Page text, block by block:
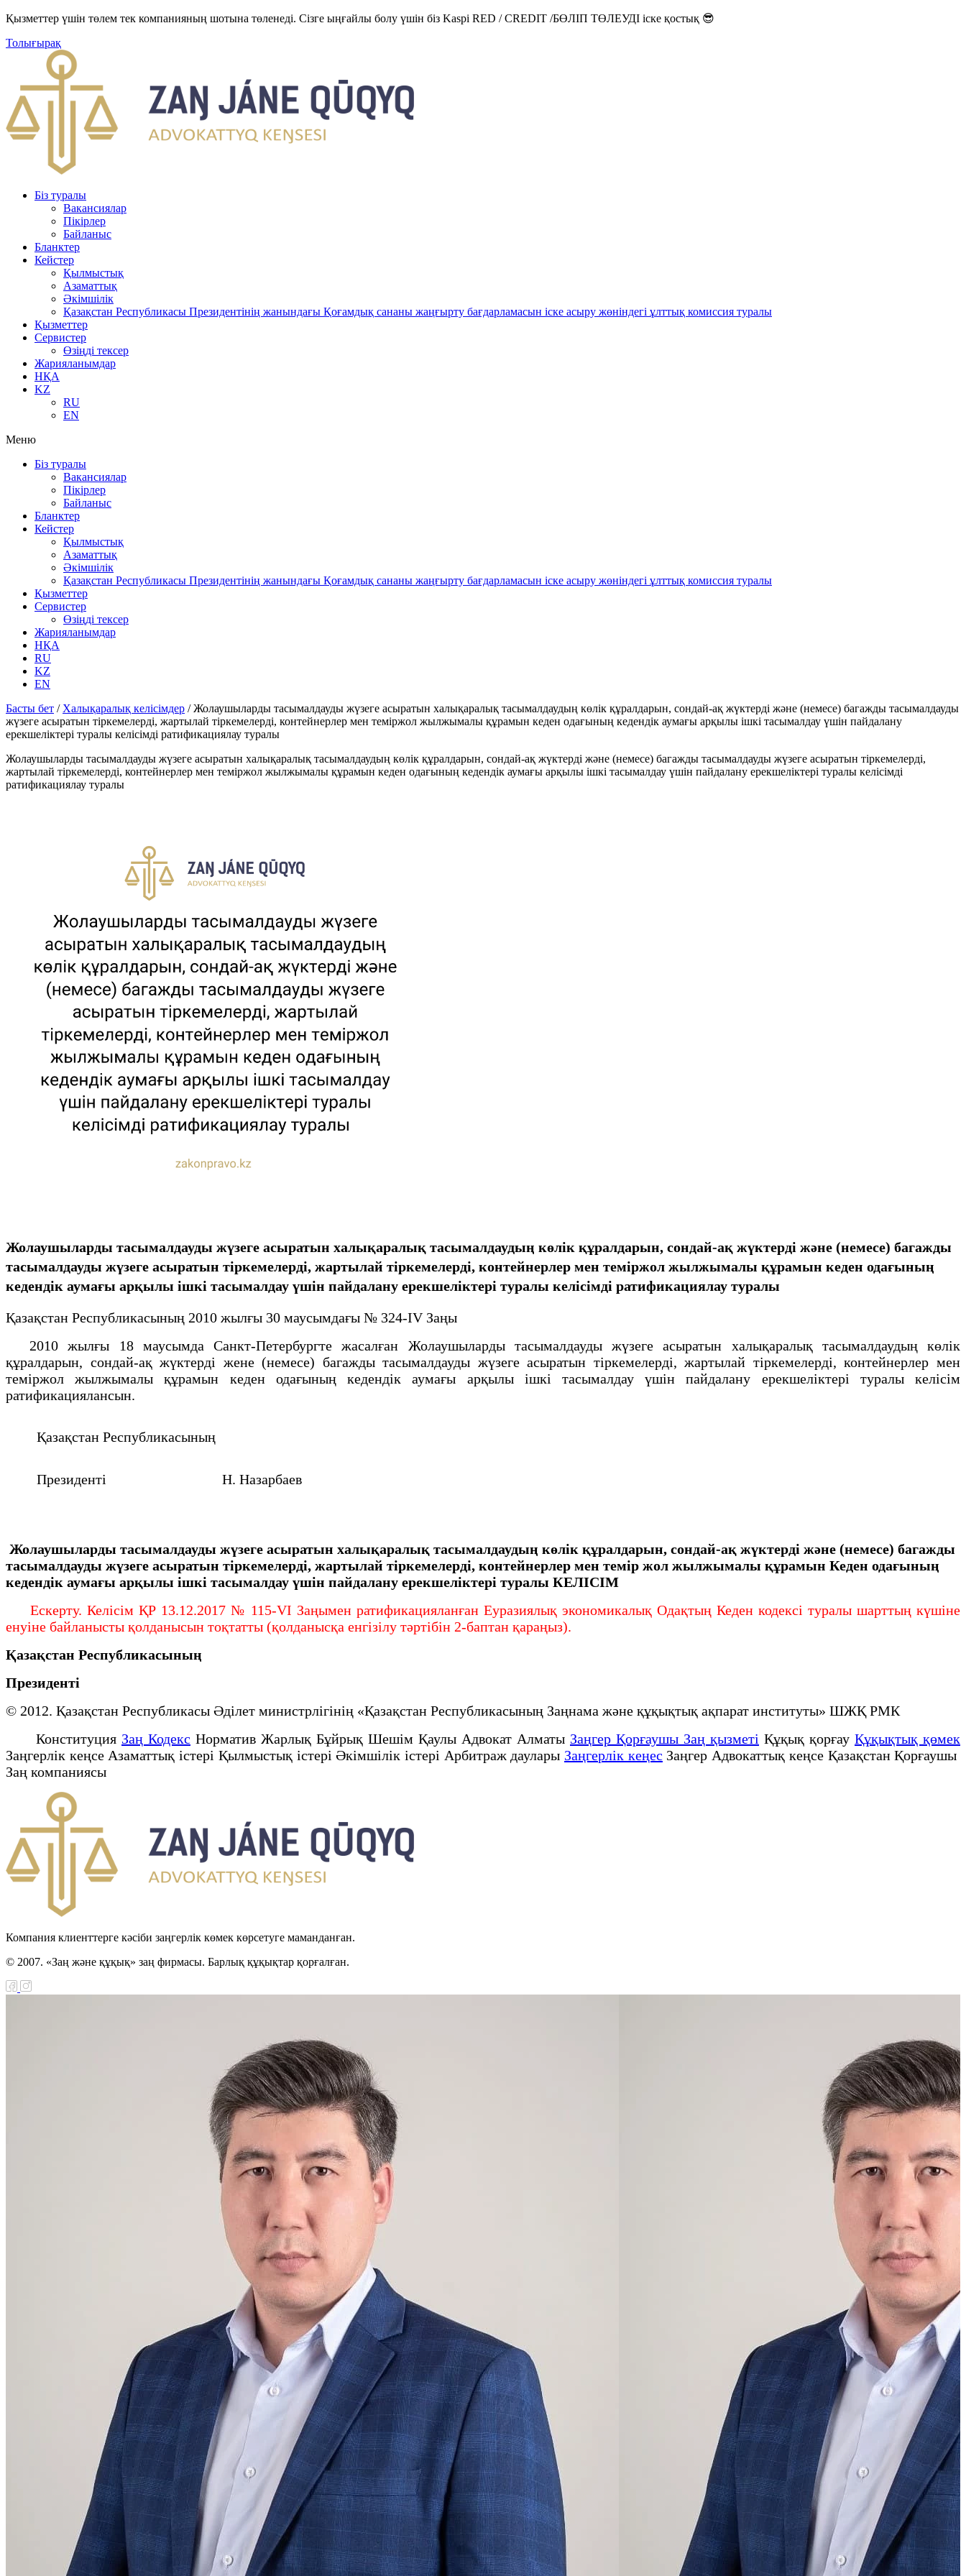
Қызметтер үшін төлем тек компанияның шотына төленеді. Сізге ыңғайлы болу үшін біз Kaspi RED / CREDIT /БӨЛІП ТӨЛЕУДІ іске қостық 😎
Толығырақ
Біз туралы
Вакансиялар
Пікірлер
Байланыс
Бланктер
Кейстер
Қылмыстық
Азаматтық
Әкімшілік
Қазақстан Республикасы Президентінің жанындағы Қоғамдық сананы жаңғырту бағдарламасын іске асыру жөніндегі ұлттық комиссия туралы
Қызметтер
Сервистер
Өзіңді тексер
Жарияланымдар
НҚА
KZ
RU
EN
Меню
Біз туралы
Вакансиялар
Пікірлер
Байланыс
Бланктер
Кейстер
Қылмыстық
Азаматтық
Әкімшілік
Қазақстан Республикасы Президентінің жанындағы Қоғамдық сананы жаңғырту бағдарламасын іске асыру жөніндегі ұлттық комиссия туралы
Қызметтер
Сервистер
Өзіңді тексер
Жарияланымдар
НҚА
RU
KZ
EN
Басты бет / Халықаралық келісімдер /Жолаушыларды тасымалдауды жүзеге асыратын халықаралық тасымалдаудың көлік құралдарын, сондай-ақ жүктерді және (немесе) багажды тасымалдауды
жүзеге асыратын тіркемелерді, жартылай тіркемелерді, контейнерлер мен теміржол жылжымалы құрамын кеден одағының кедендік аумағы арқылы ішкі тасымалдау үшін пайдалану
ерекшеліктері туралы келісімді ратификациялау туралы
Жолаушыларды тасымалдауды жүзеге асыратын халықаралық тасымалдаудың көлік құралдарын, сондай-ақ жүктерді және (немесе) багажды тасымалдауды жүзеге асыратын тіркемелерді,
жартылай тіркемелерді, контейнерлер мен теміржол жылжымалы құрамын кеден одағының кедендік аумағы арқылы ішкі тасымалдау үшін пайдалану ерекшеліктері туралы келісімді
ратификациялау туралы
Жолаушыларды тасымалдауды жүзеге асыратын халықаралық тасымалдаудың көлік құралдарын, сондай-ақ жүктерді және (немесе) багажды
тасымалдауды жүзеге асыратын тіркемелерді, жартылай тіркемелерді, контейнерлер мен теміржол жылжымалы құрамын кеден одағының
кедендік аумағы арқылы ішкі тасымалдау үшін пайдалану ерекшеліктері туралы келісімді ратификациялау туралы
Қазақстан Республикасының 2010 жылғы 30 маусымдағы № 324-IV Заңы
2010 жылғы 18 маусымда Санкт-Петербургте жасалған Жолаушыларды тасымалдауды жүзеге асыратын халықаралық тасымалдаудың көлік
құралдарын, сондай-ақ жүктерді жене (немесе) багажды тасымалдауды жүзеге асыратын тіркемелерді, жартылай тіркемелерді, контейнерлер мен
теміржол жылжымалы құрамын кеден одағының кедендік аумағы арқылы ішкі тасымалдау үшін пайдалану ерекшеліктері туралы келісім
ратификациялансын.
Қазақстан Республикасының
Президенті Н. Назарбаев
Жолаушыларды тасымалдауды жүзеге асыратын халықаралық тасымалдаудың көлік құралдарын, сондай-ақ жүктерді және (немесе) багажды
тасымалдауды жүзеге асыратын тіркемелерді, жартылай тіркемелерді, контейнерлер мен темір жол жылжымалы құрамын Кеден одағының
кедендік аумағы арқылы ішкі тасымалдау үшін пайдалану ерекшеліктері туралы КЕЛІСІМ
Ескерту. Келісім ҚР 13.12.2017 № 115-VI Заңымен ратификацияланған Еуразиялық экономикалық Одақтың Кеден кодексі туралы шарттың күшіне
енуіне байланысты қолданысын тоқтатты (қолданысқа енгізілу тәртібін 2-баптан қараңыз).
Қазақстан Республикасының
Президенті
© 2012. Қазақстан Республикасы Әділет министрлігінің «Қазақстан Республикасының Заңнама және құқықтық ақпарат институты» ШЖҚ РМК
Конституция Заң Кодекс Норматив Жарлық Бұйрық Шешім Қаулы Адвокат Алматы Заңгер Қорғаушы Заң қызметі Құқық қорғау Құқықтық қөмек
Заңгерлік кеңсе Азаматтық істері Қылмыстық істері Әкімшілік істері Арбитраж даулары Заңгерлік кеңес Заңгер Адвокаттық кеңсе Қазақстан Қорғаушы
Заң компаниясы
Компания клиенттерге кәсіби заңгерлік көмек көрсетуге маманданған.
© 2007. «Заң және құқық» заң фирмасы. Барлық құқықтар қорғалған.